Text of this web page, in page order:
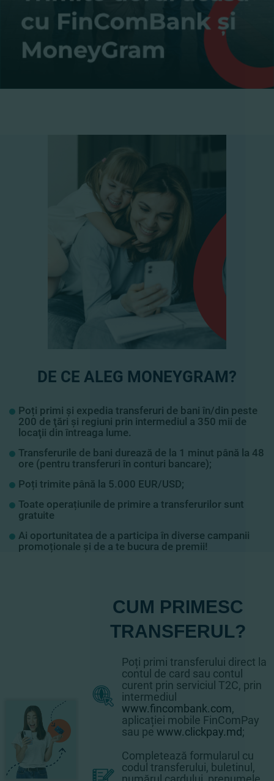
DE CE ALEG MONEYGRAM?
Poți primi și expedia transferuri de bani în/din peste
200 de ţări şi regiuni prin intermediul a 350 mii de
locaţii din întreaga lume.
Transferurile de bani durează de la 1 minut până la 48
ore (pentru transferuri în conturi bancare);
Poți trimite până la 5.000 EUR/USD;
Toate operațiunile de primire a transferurilor sunt
gratuite
Ai oportunitatea de a participa în diverse campanii
promoționale și de a te bucura de premii!
CUM PRIMESC
TRANSFERUL?
Poți primi transferului direct la
contul de card sau contul
curent prin serviciul T2C, prin
intermediul
www.fincombank.com,
aplicației mobile FinComPay
sau pe www.clickpay.md;
Completează formularul cu
codul transferului, buletinul,